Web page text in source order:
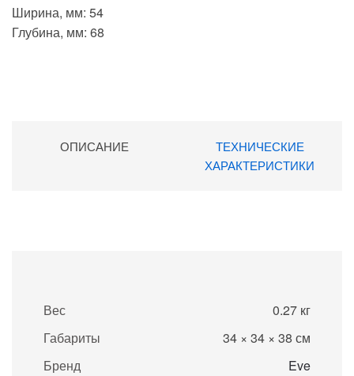
Ширина, мм: 54
Глубина, мм: 68
ОПИСАНИЕ
ТЕХНИЧЕСКИЕ
ХАРАКТЕРИСТИКИ
Вес
0.27 кг
Габариты
34 × 34 × 38 см
Бренд
Eve